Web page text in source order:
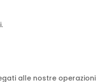
alle nostre operazioni